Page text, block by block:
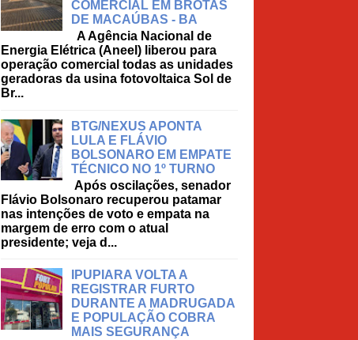
COMERCIAL EM BROTAS
DE MACAÚBAS - BA
A Agência Nacional de
Energia Elétrica (Aneel) liberou para
operação comercial todas as unidades
geradoras da usina fotovoltaica Sol de
Br...
BTG/NEXUS APONTA
LULA E FLÁVIO
BOLSONARO EM EMPATE
TÉCNICO NO 1º TURNO
Após oscilações, senador
Flávio Bolsonaro recuperou patamar
nas intenções de voto e empata na
margem de erro com o atual
presidente; veja d...
IPUPIARA VOLTA A
REGISTRAR FURTO
DURANTE A MADRUGADA
E POPULAÇÃO COBRA
MAIS SEGURANÇA